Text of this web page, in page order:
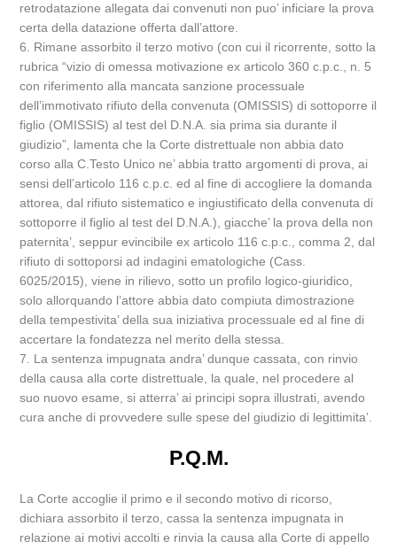
retrodatazione allegata dai convenuti non puo’ inficiare la prova
certa della datazione offerta dall’attore.
6. Rimane assorbito il terzo motivo (con cui il ricorrente, sotto la
rubrica “vizio di omessa motivazione ex articolo 360 c.p.c., n. 5
con riferimento alla mancata sanzione processuale
dell’immotivato rifiuto della convenuta (OMISSIS) di sottoporre il
figlio (OMISSIS) al test del D.N.A. sia prima sia durante il
giudizio”, lamenta che la Corte distrettuale non abbia dato
corso alla C.Testo Unico ne’ abbia tratto argomenti di prova, ai
sensi dell’articolo 116 c.p.c. ed al fine di accogliere la domanda
attorea, dal rifiuto sistematico e ingiustificato della convenuta di
sottoporre il figlio al test del D.N.A.), giacche’ la prova della non
paternita’, seppur evincibile ex articolo 116 c.p.c., comma 2, dal
rifiuto di sottoporsi ad indagini ematologiche (Cass.
6025/2015), viene in rilievo, sotto un profilo logico-giuridico,
solo allorquando l’attore abbia dato compiuta dimostrazione
della tempestivita’ della sua iniziativa processuale ed al fine di
accertare la fondatezza nel merito della stessa.
7. La sentenza impugnata andra’ dunque cassata, con rinvio
della causa alla corte distrettuale, la quale, nel procedere al
suo nuovo esame, si atterra’ ai principi sopra illustrati, avendo
cura anche di provvedere sulle spese del giudizio di legittimita’.
P.Q.M.
La Corte accoglie il primo e il secondo motivo di ricorso,
dichiara assorbito il terzo, cassa la sentenza impugnata in
relazione ai motivi accolti e rinvia la causa alla Corte di appello